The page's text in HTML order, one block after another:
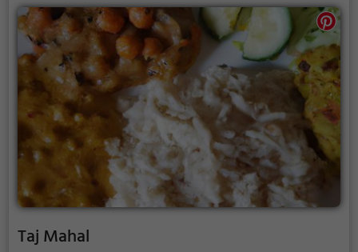
Wer auf der Suche nach einer gelungenen
Kombination aus exotischem Genuss und
entspannter Wohlfühlatmosphäre ist, ist hier genau
richtig.
Taj Mahal